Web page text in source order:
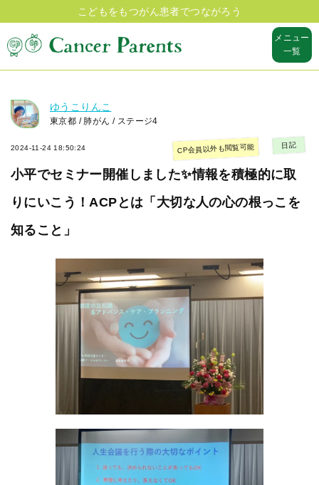
こどもをもつがん患者でつながろう
メニュー
一覧
ゆうこりんこ
東京都 / 肺がん / ステージ4
2024-11-24 18:50:24
小平でセミナー開催しました✨情報を積極的に取
りにいこう！ACPとは「大切な人の心の根っこを
知ること」
CP会員以外も閲覧可能 日記